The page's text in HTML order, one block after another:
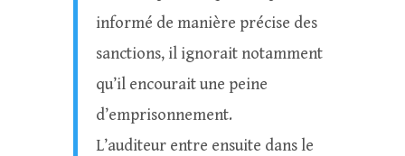
informé de manière précise des
sanctions, il ignorait notamment
qu’il encourait une peine
d’emprisonnement.
L’auditeur entre ensuite dans le